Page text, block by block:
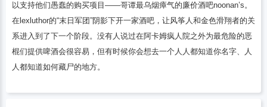
以支持他们愚蠢的购买项目——哥谭最乌烟瘴气的廉价酒吧noonan’s。
在lexluthor的“末日军团”阴影下开一家酒吧，让风筝人和金色滑翔者的关
系进入到了下一个阶段。没有人说过在阿卡姆疯人院之外为最危险的恶
棍们提供啤酒会很容易，但有时候你会想去一个人人都知道你名字、人
人都知道如何藏尸的地方。